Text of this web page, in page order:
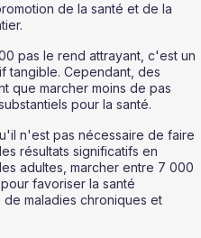
de la santé et de la
pas le rend attrayant, c'est un
tangible. Cependant, des
que marcher moins de pas
pour la santé.
n'est pas nécessaire de faire
résultats significatifs en
adultes, marcher entre 7 000
favoriser la santé
maladies chroniques et